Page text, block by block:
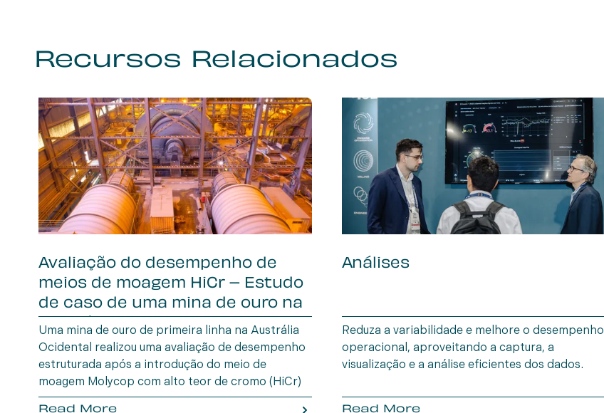
Recursos Relacionados
Avaliação do desempenho de
meios de moagem HiCr – Estudo
de caso de uma mina de ouro na
Austrália Oc
Uma mina de ouro de primeira linha na Austrália
Ocidental realizou uma avaliação de desempenho
estruturada após a introdução do meio de
moagem Molycop com alto teor de cromo (HiCr)
em setembro de 2024, para substituir o
Read More
Análises
Reduza a variabilidade e melhore o desempenho
operacional, aproveitando a captura, a
visualização e a análise eficientes dos dados.
Read More